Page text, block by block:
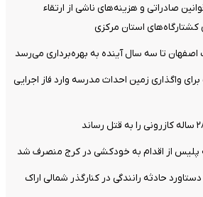
صادراتی و هزینه‌های ناشی از ارتقاء
کشتارگاه‌های استان مرکزی
تا سه سال آینده به بهره‌برداری می‌رسد
واگذاری زمین احداث مدرسه وارد فاز اجرایی